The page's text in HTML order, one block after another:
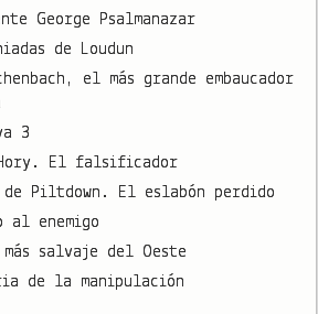
George Psalmanazar
de Loudun
el más grande embaucador
3
El falsificador
de Piltdown. El eslabón perdido
al enemigo
salvaje del Oeste
de la manipulación